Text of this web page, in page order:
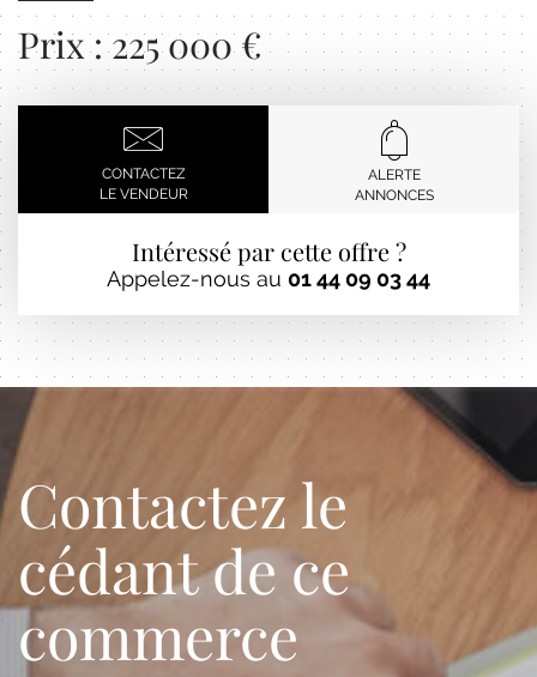
Prix : 225 000 €
CONTACTEZ
LE VENDEUR
ALERTE
ANNONCES
Intéressé par cette offre ?
Appelez-nous au 01 44 09 03 44
Contactez le
cédant de ce
commerce